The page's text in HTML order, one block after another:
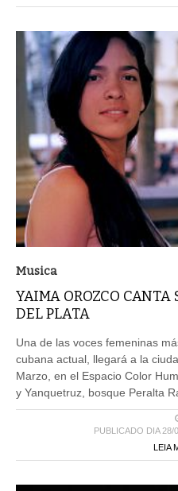
Musica
YAIMA OROZCO
DEL PLATA
Una de las voces femeninas
cubana actual, llegará a la
Marzo, en el Espacio Color
y Yanquetruz, bosque Peralta
PUBLICADO DIA 28/
LEIA